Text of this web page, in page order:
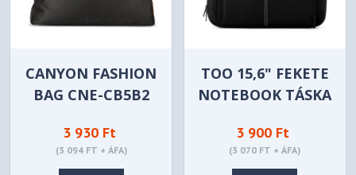
CANYON FASHION
BAG CNE-CB5B2
3 930 Ft
(3 094 FT + ÁFA)
TOO 15,6" FEKETE
NOTEBOOK TÁSKA
3 900 Ft
(3 070 FT + ÁFA)